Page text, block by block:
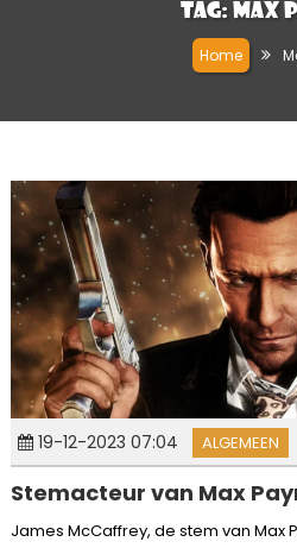
Tag: Max
Home
19-12-2023 07:04 ALGEMEEN
Stemacteur van Max
James McCaffrey, de stem van Max